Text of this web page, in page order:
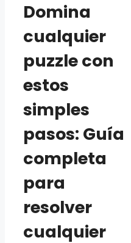
Domina
cualquier
puzzle con
estos
simples
pasos: Guía
completa
para
resolver
cualquier